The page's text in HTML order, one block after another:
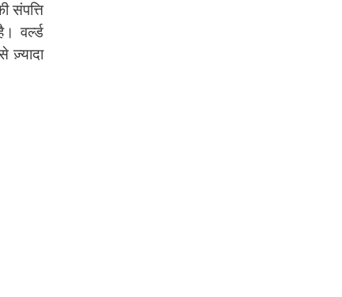
संपत्ति
वर्ल्ड
ज़्यादा